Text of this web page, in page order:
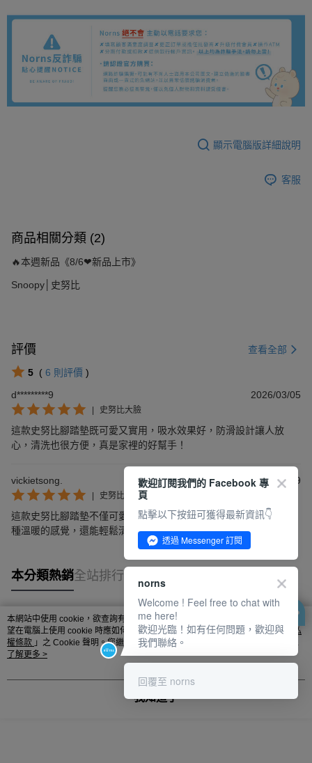
顯示電腦版詳細說明
客服
商品相關分類 (2)
🔥本週新品《8/6❤新品上市》
Snoopy│史努比
評價 查看全部
5 ( 6 則評價 )
d*********9
2026/03/05
史努比大臉
這款史努比腳踏墊既可愛又實用，吸水效果好，防滑設計讓人放
心，清洗也很方便，真是家裡的好幫手！
vickietsong. 2025/09/29
史努比大臉
這款史努比腳踏墊不僅可愛，吸水與防滑效果佳，讓每次回家都有
種溫暖的感覺，還能輕鬆清洗真是太方便了！
本分類熱銷全站排行
熱門標籤
本網站中使用 cookie，欲查詢有關本網站使用 cookie 方式之詳情，及若您不希
望在電腦上使用 cookie 時應如何變更電腦的 cookie 設定，請參閱本網站「
隱私
權條款 」之 Cookie 聲明。您繼續使用本網站即表示您同意本公司得按本網站使
用條款之 Cookie 聲明使用 cookie。
了解更多 >
我知道了
歡迎訂閱我們的 Facebook 專
頁
點擊以下按鈕可獲得最新資訊👇
透過 Messenger 訂閱
norns
Welcome ! Feel free to chat with
me here!
歡迎光臨！如有任何問題，歡迎與
我們聯絡。
回覆至 norns